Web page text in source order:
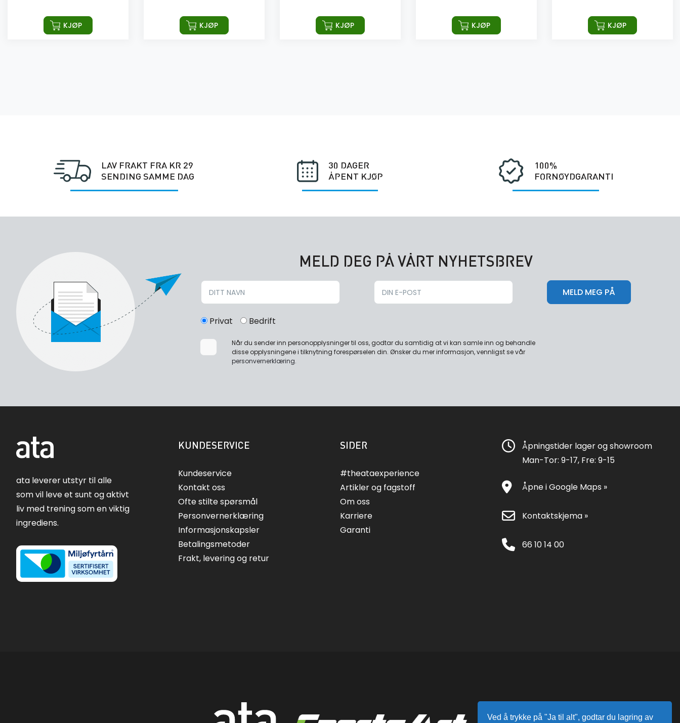
KJØP KJØP KJØP KJØP KJØP
LAV FRAKT FRA KR 29
SENDING SAMME DAG
30 DAGER
ÅPENT KJØP
100%
FORNØYDGARANTI
MELD DEG PÅ VÅRT NYHETSBREV
Privat Bedrift
Når du sender inn personopplysninger til oss, godtar du samtidig at vi kan samle inn og behandle
disse opplysningene i tilknytning forespørselen din. Ønsker du mer informasjon, vennligst se vår
personvernerklæring.
ata leverer utstyr til alle
som vil leve et sunt og aktivt
liv med trening som en viktig
ingrediens.
KUNDESERVICE
Kundeservice
Kontakt oss
Ofte stilte spørsmål
Personvernerklæring
Informasjonskapsler
Betalingsmetoder
Frakt, levering og retur
SIDER
#theataexperience
Artikler og fagstoff
Om oss
Karriere
Garanti
Åpningstider lager og showroom
Man-Tor: 9-17, Fre: 9-15
Åpne i Google Maps »
Kontaktskjema »
66 10 14 00
Ved å trykke på "Ja til alt", godtar du lagring av